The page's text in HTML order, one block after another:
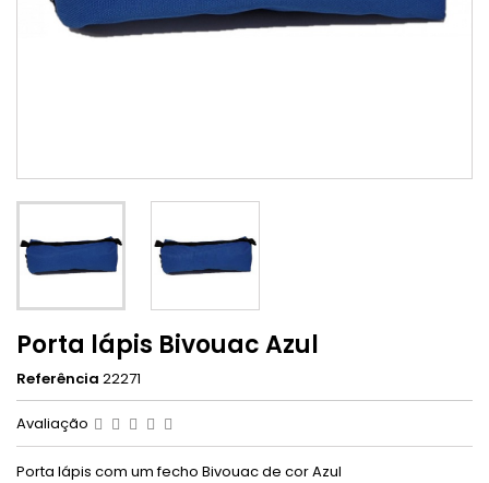
Porta lápis Bivouac Azul
Referência 22271
Avaliação
Porta lápis com um fecho Bivouac de cor Azul